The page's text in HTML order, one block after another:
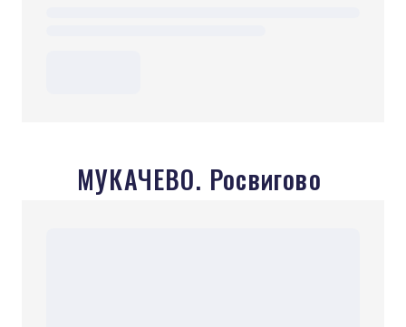
МУКАЧЕВО. Росвигово